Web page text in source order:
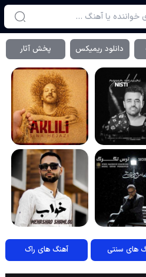
دانلود ریمیکس پخش آثار
های سنتی آهنگ های راک